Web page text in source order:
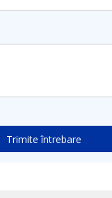
Trimite întrebare